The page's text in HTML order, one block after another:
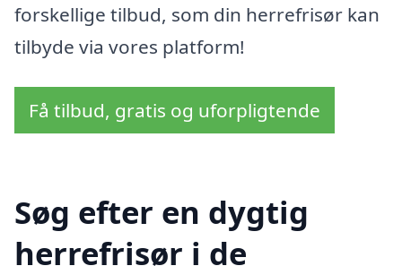
forskellige tilbud, som din herrefrisør kan
tilbyde via vores platform!
Få tilbud, gratis og uforpligtende
Søg efter en dygtig
herrefrisør i de